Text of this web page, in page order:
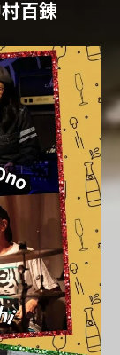
百錬